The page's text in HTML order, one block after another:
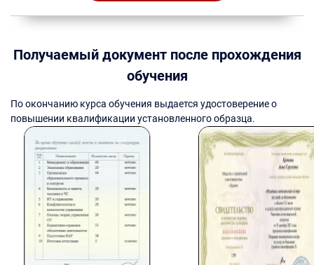
Получаемый документ после прохождения
обучения
По окончанию курса обучения выдается удостоверение о
повышении квалификации установленного образца.